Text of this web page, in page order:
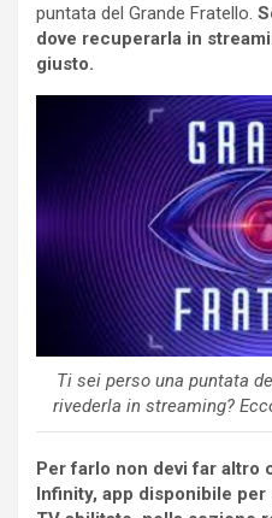
puntata del Grande Fratello.
dove recuperarla in
giusto.
Ti sei perso una puntata
rivederla in streaming?
Per farlo non devi far altro
Infinity, app disponibile